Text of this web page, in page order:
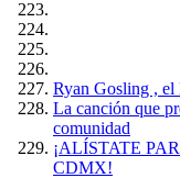
Ryan Gosling , el
La canción que
comunidad
¡ALÍSTATE
CDMX!